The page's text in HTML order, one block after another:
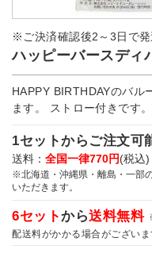
※ご決済確認後2～3日で発
ハッピーバースディ
HAPPY BIRTHDAYのバル
ます。 ストロー付きです。
1セットからご注文可
送料： 全国一律770円(税込)
※北海道・沖縄県・離島・一部
いただきます。
6セットから送料無料
配送料がかかる場合がございま